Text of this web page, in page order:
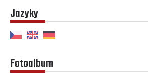
Jazyky
Fotoalbum